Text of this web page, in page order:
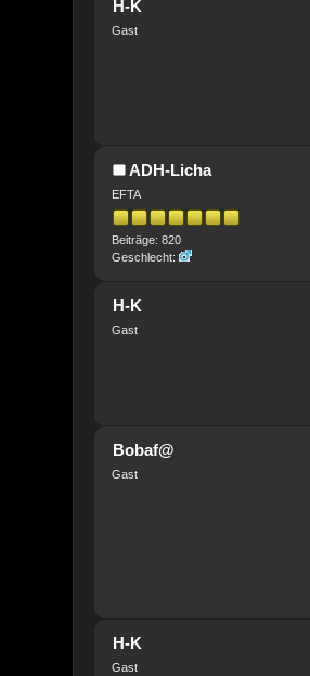
H-K
Gast
ADH-Licha
EFTA
Beiträge: 820
Geschlecht:
H-K
Gast
Bobaf@
Gast
H-K
Gast